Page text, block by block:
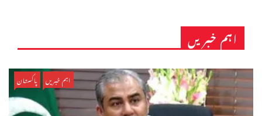
اہم خبریں
اہم خبریں پاکستان